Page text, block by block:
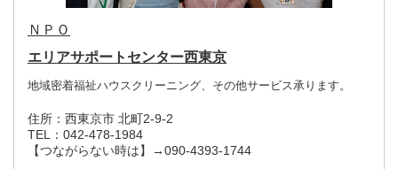
ＮＰＯ
エリアサポートセンター西東京
地域密着福祉ハウスクリーニング、その他サービス承ります。
住所： 西東京市 北町2-9-2
TEL： 042-478-1984
【つながらない時は】→090-4393-1744